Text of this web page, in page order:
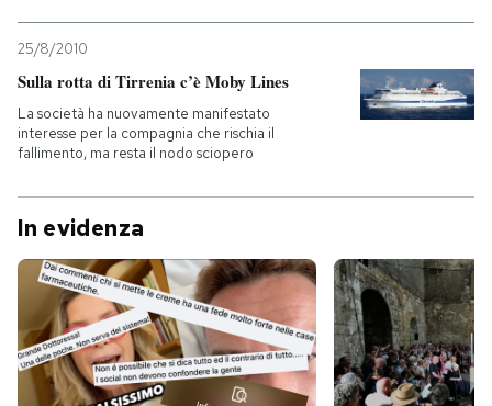
25/8/2010
Sulla rotta di Tirrenia c’è Moby Lines
La società ha nuovamente manifestato
interesse per la compagnia che rischia il
fallimento, ma resta il nodo sciopero
In evidenza